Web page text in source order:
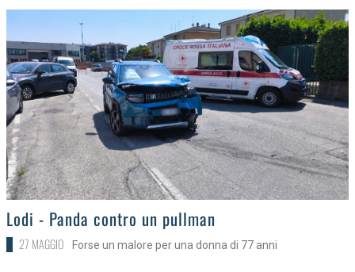
>Lodi - Panda contro un pullman
27 MAGGIO Forse un malore per una donna di 77 anni